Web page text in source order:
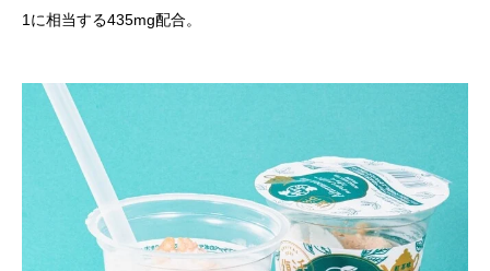
1に相当する435mg配合。